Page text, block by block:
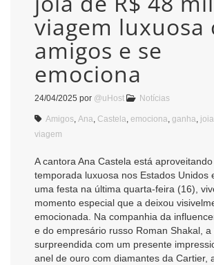
viagem luxuosa
amigos e se
emociona
24/04/2025 por @uHost Notícias
Amigos Ana Castela emociona ganha joia
viagem
A cantora Ana Castela está
temporada luxuosa nos Estados Unidos
uma festa na última quarta-feira (16),
momento especial que a deixou
emocionada. Na companhia da
e do empresário russo Roman Shakal, a
surpreendida com um presente
anel de ouro com diamantes da Cartier,